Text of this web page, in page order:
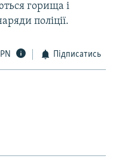
горища і
поліції.
Підписатись